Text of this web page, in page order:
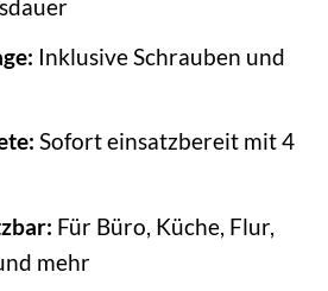
Inklusive Schrauben und
Sofort einsatzbereit mit 4
Für Büro, Küche, Flur,
mehr